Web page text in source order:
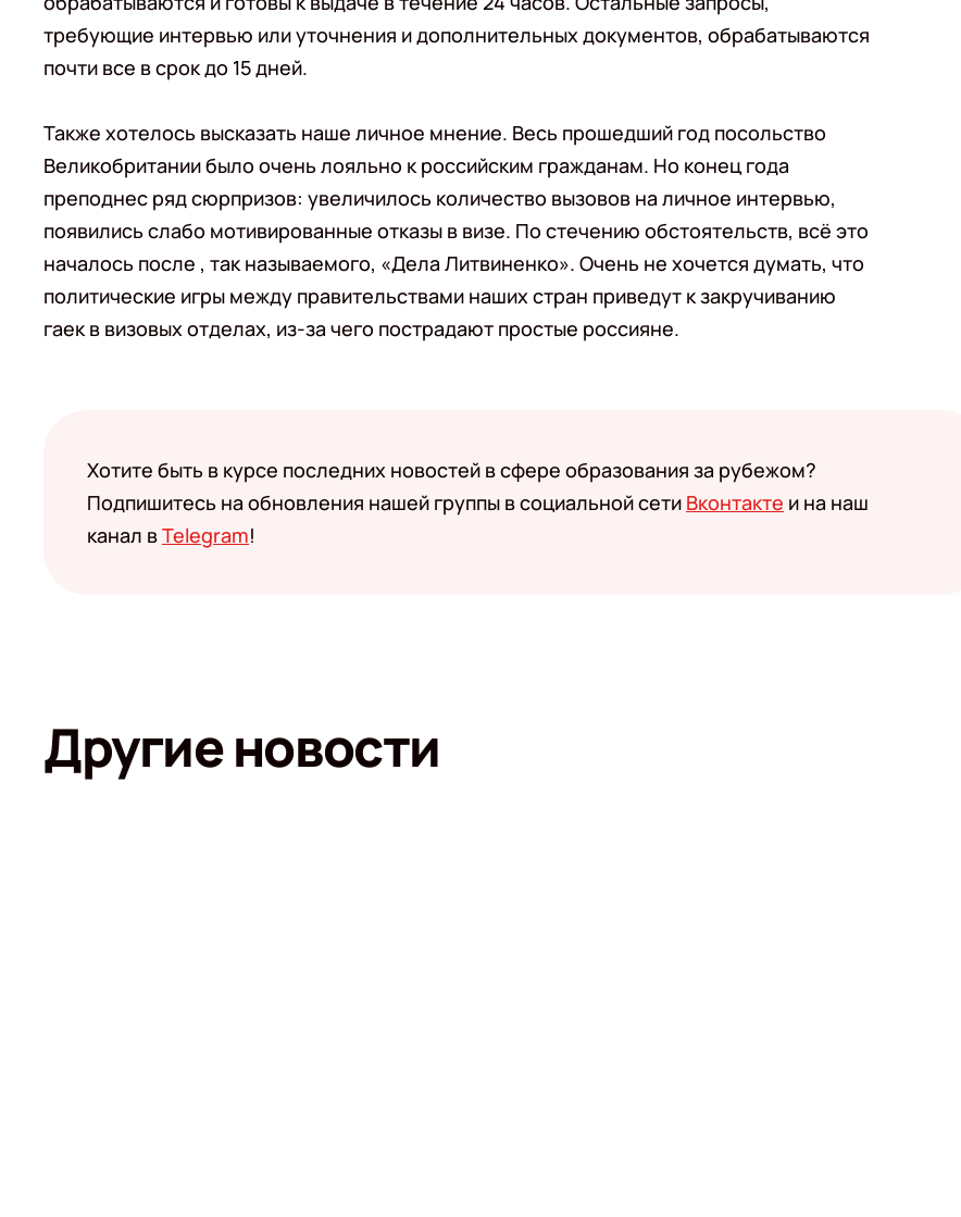
требующие интервью или уточнения и дополнительных документов, обрабатываются
почти все в срок до 15 дней.
Также хотелось высказать наше личное мнение. Весь прошедший год посольство
Великобритании было очень лояльно к российским гражданам. Но конец года
преподнес ряд сюрпризов: увеличилось количество вызовов на личное интервью,
появились слабо мотивированные отказы в визе. По стечению обстоятельств, всё это
началось после , так называемого, «Дела Литвиненко». Очень не хочется думать, что
политические игры между правительствами наших стран приведут к закручиванию
гаек в визовых отделах, из-за чего пострадают простые россияне.
Хотите быть в курсе последних новостей в сфере образования за рубежом?
Подпишитесь на обновления нашей группы в социальной сети Вконтакте и на наш
канал вTelegram!
Другие новости